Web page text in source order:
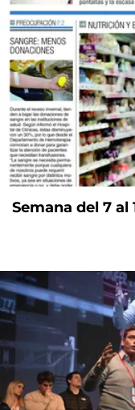
Semana del 7 al